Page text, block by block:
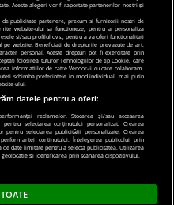
de Cookie|Politica
Aceste alegeri vor fi raportate partenerilor noștri și
publicitate partenere, precum si furnizorii nostri de
website-ului sa functioneze, pentru a personaliza
si/sau profilul dvs., pentru a va oferi functionalitati
website. Beneficiati de drepturile prevazute de art.
personal. Aceste drepturi pot fi exercitate prin
folosirea tuturor Tehnologiilor de tip Cookie, care
informatiilor de catre Vendor-ii cu care colaboram.
puteti schimba preferintele in mod individual, mai putin
ului.
datele pentru a oferi:
reclamelor. Stocarea și/sau accesarea
selectarea conținutului personalizat. Crearea
selectarea publicității personalizate. Crearea
conținutului. Înțelegerea publicului prin
date limitate pentru a selecta publicitatea. Utilizarea
și identificarea prin scanarea dispozitivului.